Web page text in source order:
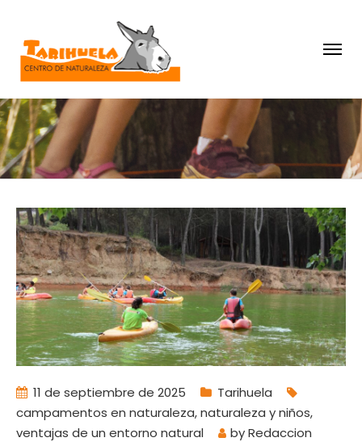
11 de septiembre de 2025
Tarihuela
campamentos en naturaleza,naturaleza y niños,
ventajas de un entorno natural
byRedaccion